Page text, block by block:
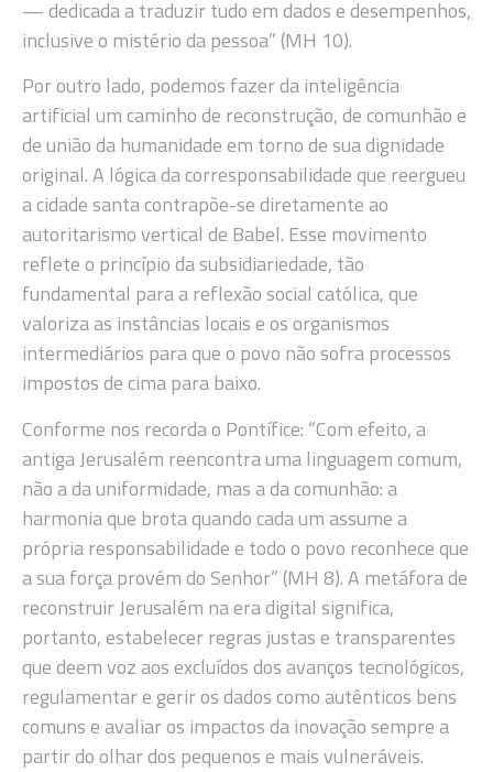
— dedicada a traduzir tudo em dados e desempenhos,
inclusive o mistério da pessoa” (MH 10).
Por outro lado, podemos fazer da inteligência
artificial um caminho de reconstrução, de comunhão e
de união da humanidade em torno de sua dignidade
original. A lógica da corresponsabilidade que reergueu
a cidade santa contrapõe-se diretamente ao
autoritarismo vertical de Babel. Esse movimento
reflete o princípio da subsidiariedade, tão
fundamental para a reflexão social católica, que
valoriza as instâncias locais e os organismos
intermediários para que o povo não sofra processos
impostos de cima para baixo.
Conforme nos recorda o Pontífice: “Com efeito, a
antiga Jerusalém reencontra uma linguagem comum,
não a da uniformidade, mas a da comunhão: a
harmonia que brota quando cada um assume a
própria responsabilidade e todo o povo reconhece que
a sua força provém do Senhor” (MH 8). A metáfora de
reconstruir Jerusalém na era digital significa,
portanto, estabelecer regras justas e transparentes
que deem voz aos excluídos dos avanços tecnológicos,
regulamentar e gerir os dados como autênticos bens
comuns e avaliar os impactos da inovação sempre a
partir do olhar dos pequenos e mais vulneráveis.